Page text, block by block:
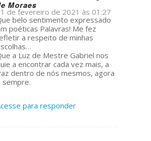
Moraes
s de fevereiro de 2021 às 01:27
belo sentimento expressado
poéticas Palavras! Me fez
a respeito de minhas
a Luz de Mestre Gabriel nos
a encontrar cada vez mais, a
dentro de nós mesmos, agora
sempre.
para responder